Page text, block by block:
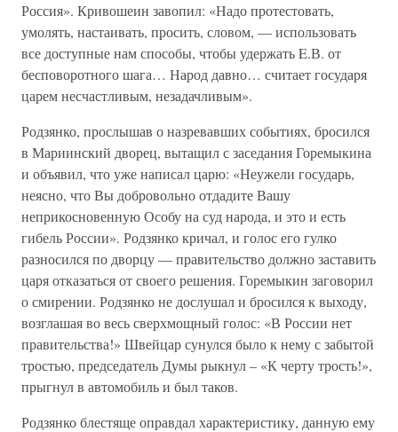
Россия». Кривошеин завопил: «Надо протестовать,
умолять, настаивать, просить, словом, — использовать
все доступные нам способы, чтобы удержать E.В. от
бесповоротного шага… Народ давно… считает государя
царем несчастливым, незадачливым».
Родзянко, прослышав о назревавших событиях, бросился
в Мариинский дворец, вытащил с заседания Горемыкина
и объявил, что уже написал царю: «Неужели государь,
неясно, что Вы добровольно отдадите Вашу
неприкосновенную Особу на суд народа, и это и есть
гибель России». Родзянко кричал, и голос его гулко
разносился по дворцу — правительство должно заставить
царя отказаться от своего решения. Горемыкин заговорил
о смирении. Родзянко не дослушал и бросился к выходу,
возглашая во весь сверхмощный голос: «В России нет
правительства!» Швейцар сунулся было к нему с забытой
тростью, председатель Думы рыкнул – «К черту трость!»,
прыгнул в автомобиль и был таков.
Родзянко блестяще оправдал характеристику, данную ему